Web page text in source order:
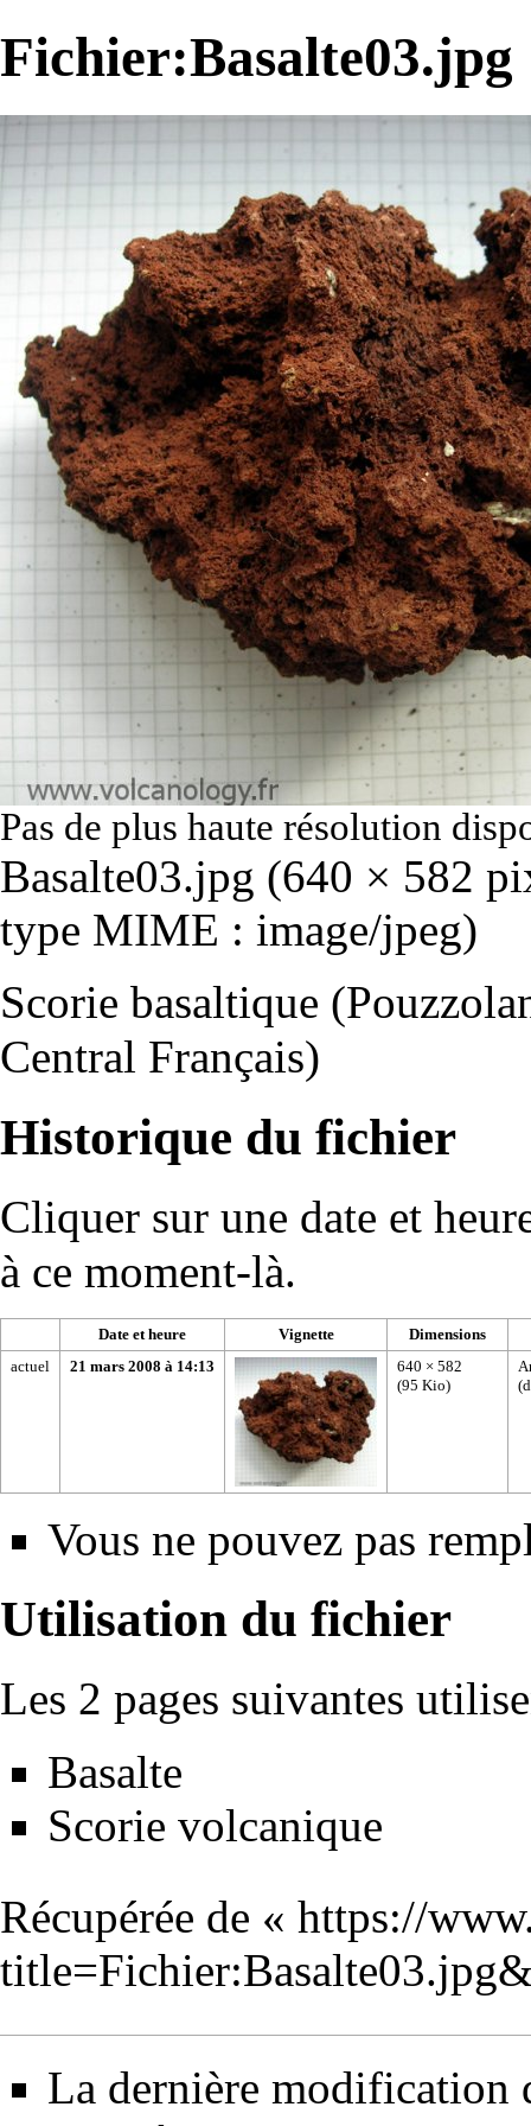
Fichier:Basalte03.jpg
Pas de plus haute résolution
Basalte03.jpg (640 × 582
type MIME : image/jpeg)
Scorie basaltique
Central Français)
Historique du fichier
Cliquer sur une date et
à ce moment-là.
Date et heure Vignette
Dimensions
actuel
21 mars 2008 à 14:13
640 × 582
(95 Kio)
(
Vous ne pouvez pas
Utilisation du fichier
Les 2 pages suivantes
Basalte
Scorie volcanique
Récupérée de « https://
La dernière modification